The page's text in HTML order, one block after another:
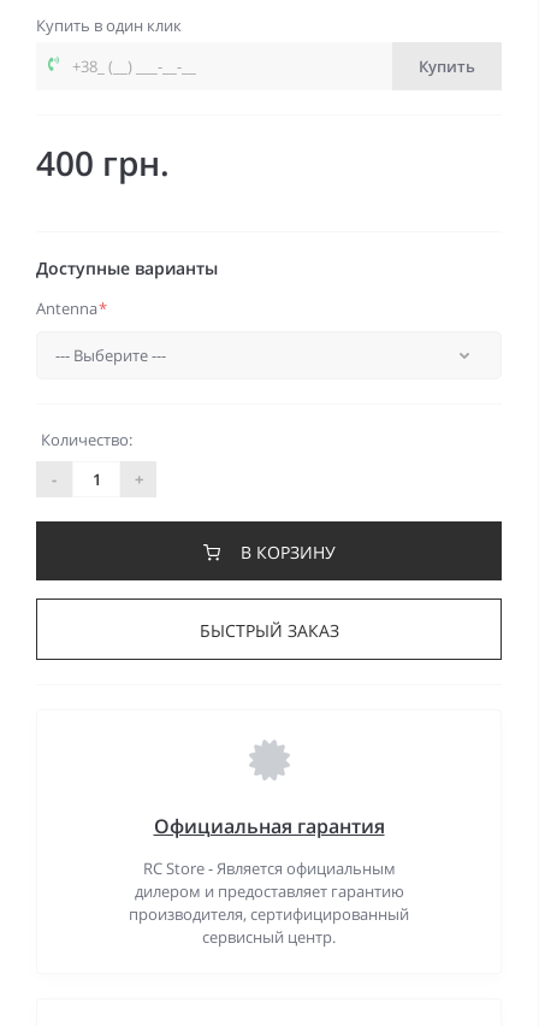
Купить в один клик
Купить
400 грн.
Доступные варианты
Antenna*
Количество:
-
+
В КОРЗИНУ
БЫСТРЫЙ ЗАКАЗ
Официальная гарантия
RC Store - Является официальным
дилером и предоставляет гарантию
производителя, сертифицированный
сервисный центр.